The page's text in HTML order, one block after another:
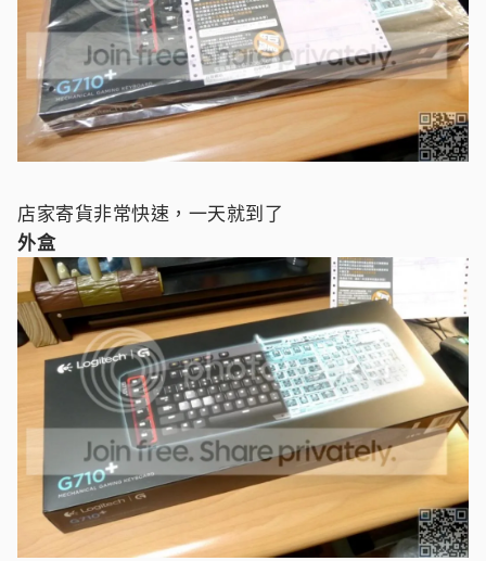
店家寄貨非常快速，一天就到了
外盒